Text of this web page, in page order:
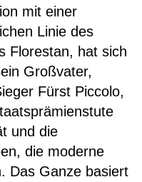
mit einer
Linie des
Florestan, hat sich
Großvater,
Fürst Piccolo,
und die
die moderne
Das Ganze basiert